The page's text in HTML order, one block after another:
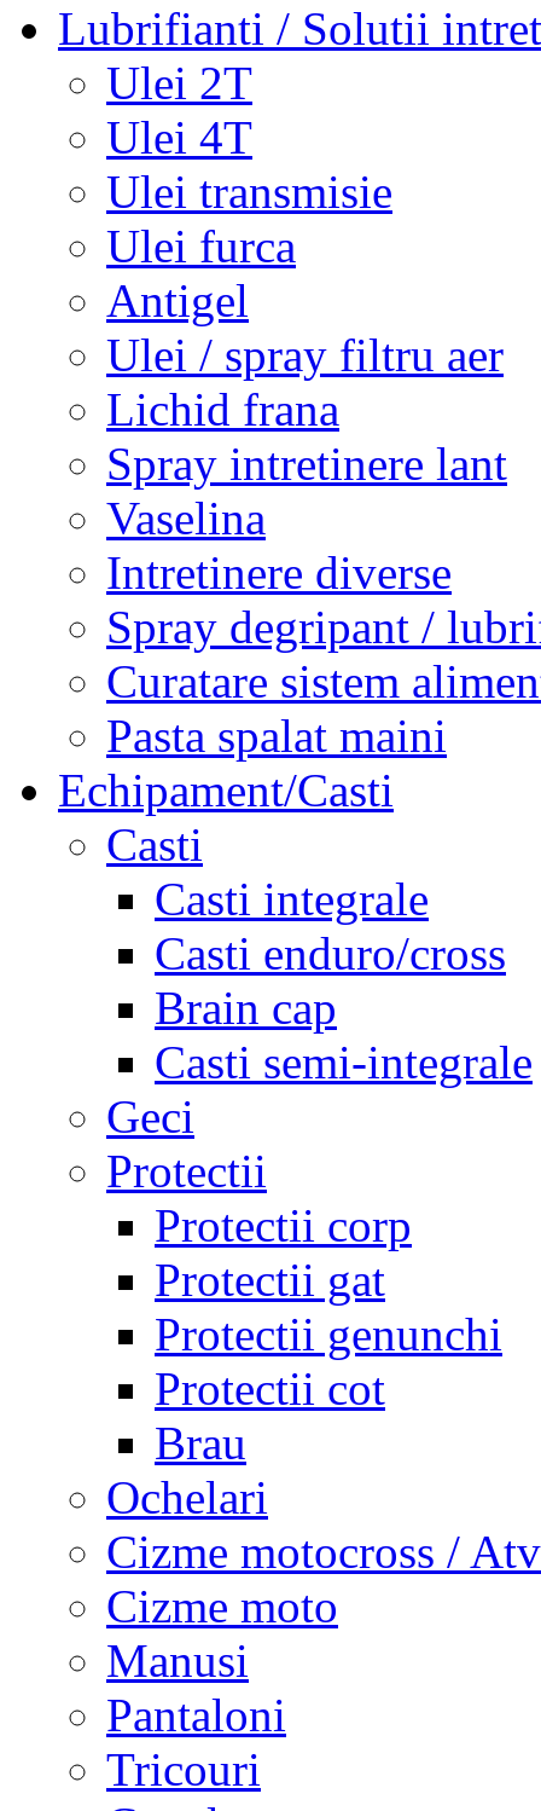
Lubrifianti / Solutii
Ulei 2T
Ulei 4T
Ulei transmisie
Ulei furca
Antigel
Ulei / spray filtru aer
Lichid frana
Spray intretinere lant
Vaselina
Intretinere diverse
Spray degripant /
Curatare sistem
Pasta spalat maini
Echipament/Casti
Casti
Casti integrale
Casti enduro/cross
Brain cap
Casti semi-integrale
Geci
Protectii
Protectii corp
Protectii gat
Protectii genunchi
Protectii cot
Brau
Ochelari
Cizme motocross / Atv
Cizme moto
Manusi
Pantaloni
Tricouri